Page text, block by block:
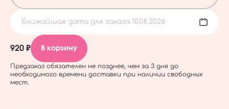
Ближайшая дата для заказа 10.08.2026
920 ₽ В корзину
Предзаказ обязателен не позднее, чем за 3 дня до
необходимого времени доставки при наличии свободных
мест.